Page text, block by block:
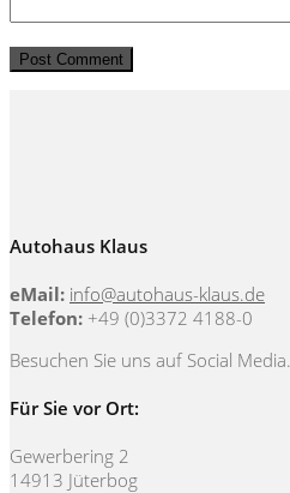
Autohaus Klaus
eMail: info@autohaus-klaus.de
Telefon: +49 (0)3372 4188-0
Besuchen Sie uns auf Social Media.
Für Sie vor Ort:
Gewerbering 2
14913 Jüterbog